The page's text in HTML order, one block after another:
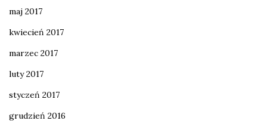
maj 2017
kwiecień 2017
marzec 2017
luty 2017
styczeń 2017
grudzień 2016